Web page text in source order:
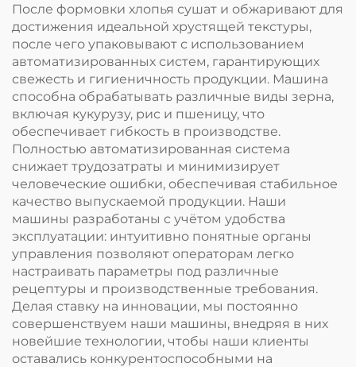
После формовки хлопья сушат и обжаривают для
достижения идеальной хрустящей текстуры,
после чего упаковывают с использованием
автоматизированных систем, гарантирующих
свежесть и гигиеничность продукции. Машина
способна обрабатывать различные виды зерна,
включая кукурузу, рис и пшеницу, что
обеспечивает гибкость в производстве.
Полностью автоматизированная система
снижает трудозатраты и минимизирует
человеческие ошибки, обеспечивая стабильное
качество выпускаемой продукции. Наши
машины разработаны с учётом удобства
эксплуатации: интуитивно понятные органы
управления позволяют операторам легко
настраивать параметры под различные
рецептуры и производственные требования.
Делая ставку на инновации, мы постоянно
совершенствуем наши машины, внедряя в них
новейшие технологии, чтобы наши клиенты
оставались конкурентоспособными на